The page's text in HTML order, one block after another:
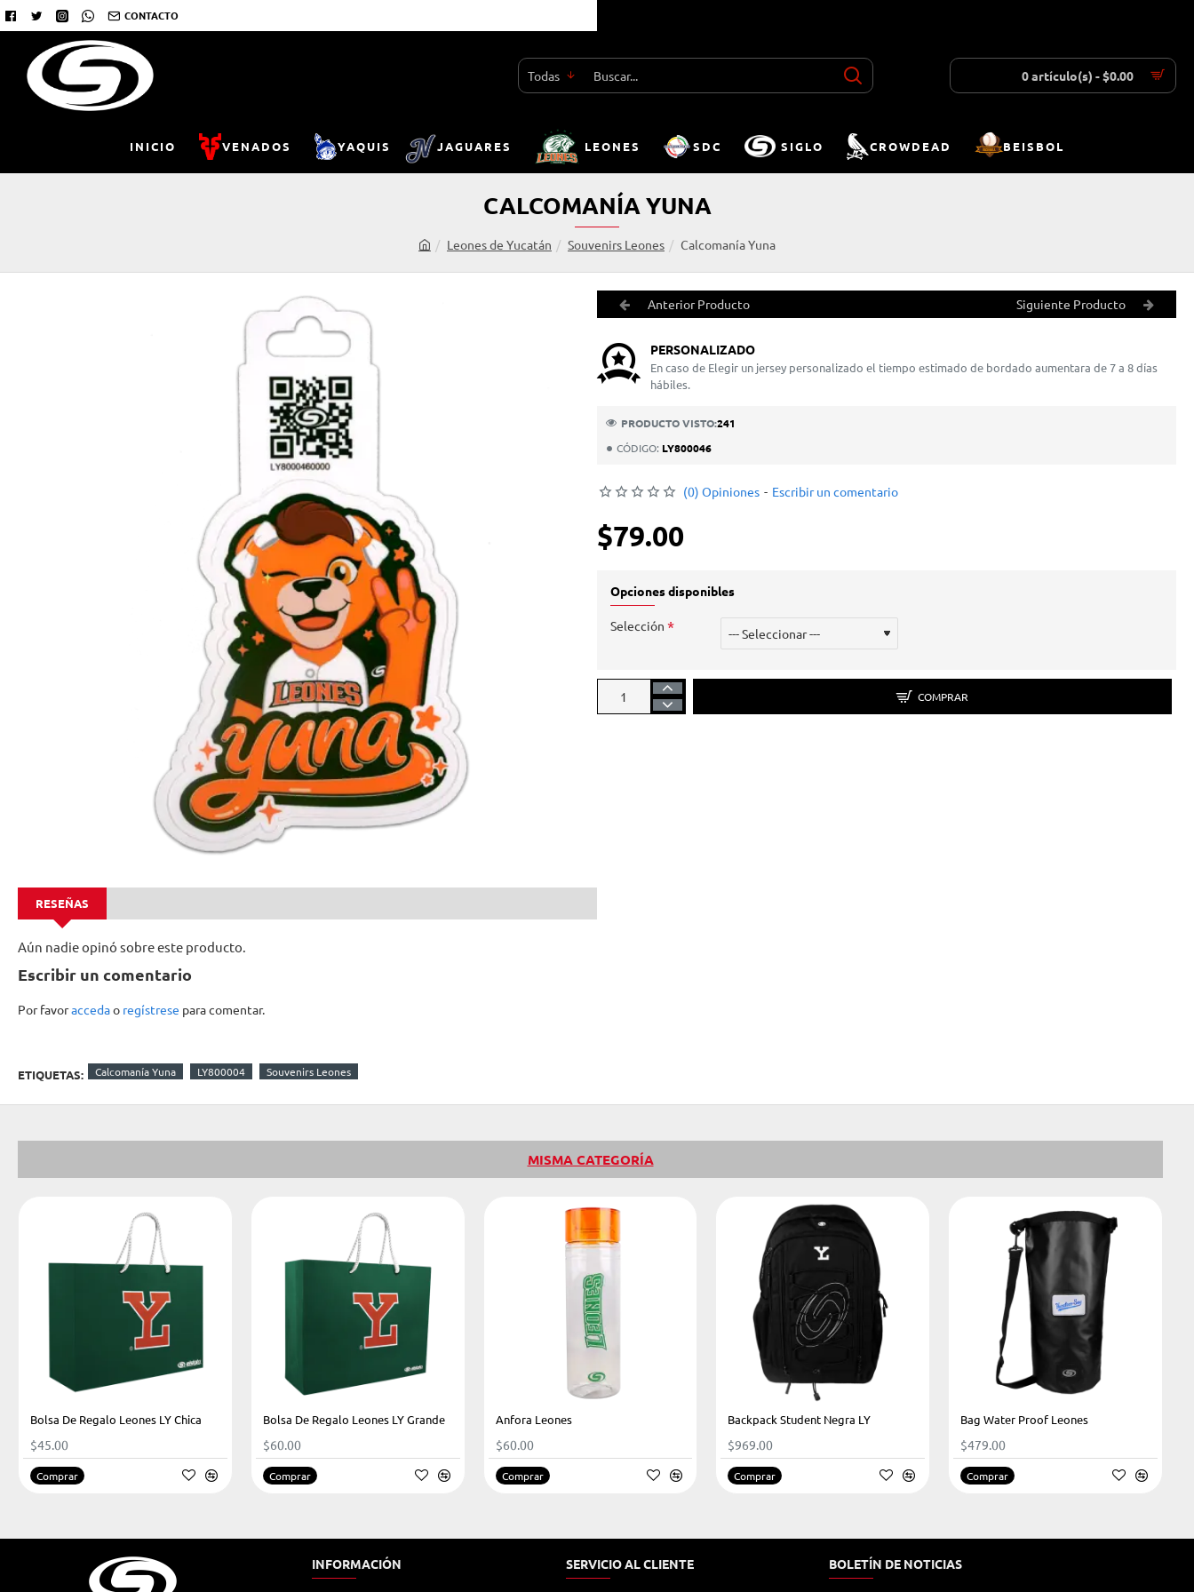
CONTACTO
Todas
Buscar... 0 artículo(s) - $0.00
INICIO VENADOS YAQUIS JAGUARES LEONES SDC SIGLO CROWDEAD BEISBOL
CALCOMANÍA YUNA
o
Leones de Yucatán Souvenirs Leones Calcomanía Yuna
RESEÑAS
Aún nadie opinó sobre este producto.
Escribir un comentario
Por favoraccedao regístrese para comentar.
Anterior Producto Siguiente Producto
PERSONALIZADO
En caso de Elegir un jersey personalizado el tiempo estimado de bordado aumentara de 7 a 8 días
hábiles.
CÓDIGO: LY800046
PRODUCTO VISTO:241
(0) Opiniones - Escribir un comentario
$79.00
Opciones disponibles
Selección
COMPRAR
ETIQUETAS: Calcomanía Yuna LY800004 Souvenirs Leones
MISMA CATEGORÍA
Bolsa De Regalo Leones LY Chica
$45.00
Comprar
Bolsa De Regalo Leones LY Grande
$60.00
Comprar
Anfora Leones
$60.00
Comprar
Backpack Student Negra LY
$969.00
Comprar
Bag Water Proof Leones
$479.00
Comprar
INFORMACIÓN SERVICIO AL CLIENTE BOLETÍN DE NOTICIAS